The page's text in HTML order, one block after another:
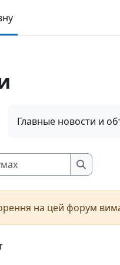
Главные новости и
Пошук на
Пошук
на цей форум